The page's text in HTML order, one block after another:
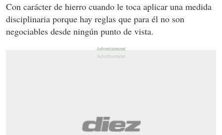
Con carácter de hierro cuando le toca aplicar una medida
disciplinaria porque hay reglas que para él no son
negociables desde ningún punto de vista.